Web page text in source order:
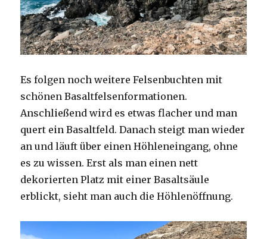
Es folgen noch weitere Felsenbuchten mit
schönen Basaltfelsenformationen.
Anschließend wird es etwas flacher und man
quert ein Basaltfeld. Danach steigt man wieder
an und läuft über einen Höhleneingang, ohne
es zu wissen. Erst als man einen nett
dekorierten Platz mit einer Basaltsäule
erblickt, sieht man auch die Höhlenöffnung.